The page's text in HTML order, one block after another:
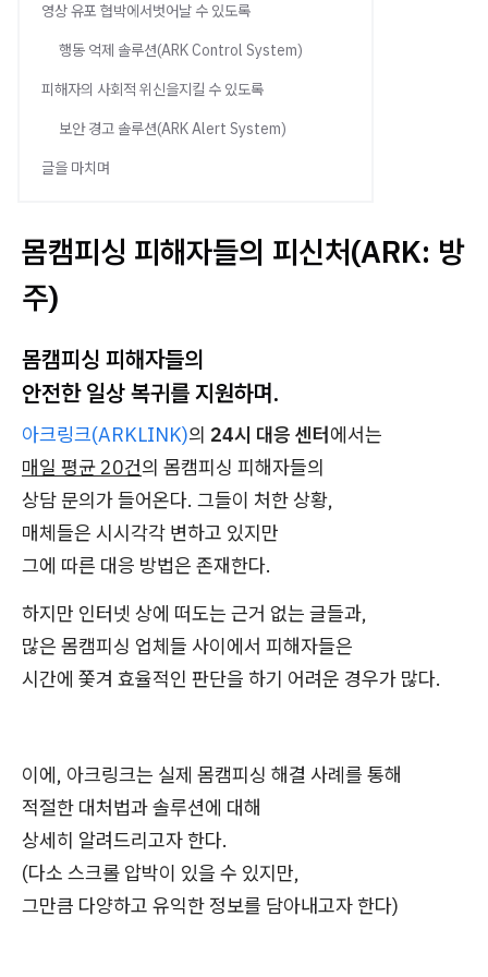
영상 유포 협박에서벗어날 수 있도록
행동 억제 솔루션(ARK Control System)
피해자의 사회적 위신을지킬 수 있도록
보안 경고 솔루션(ARK Alert System)
글을 마치며
몸캠피싱 피해자들의 피신처(ARK: 방
주)
몸캠피싱 피해자들의
안전한 일상 복귀를 지원하며.
아크링크(ARKLINK)의 24시 대응 센터에서는
매일 평균 20건의 몸캠피싱 피해자들의
상담 문의가 들어온다. 그들이 처한 상황,
매체들은 시시각각 변하고 있지만
그에 따른 대응 방법은 존재한다.
하지만 인터넷 상에 떠도는 근거 없는 글들과,
많은 몸캠피싱 업체들 사이에서 피해자들은
시간에 쫓겨 효율적인 판단을 하기 어려운 경우가 많다.
이에, 아크링크는 실제 몸캠피싱 해결 사례를 통해
적절한 대처법과 솔루션에 대해
상세히 알려드리고자 한다.
(다소 스크롤 압박이 있을 수 있지만,
그만큼 다양하고 유익한 정보를 담아내고자 한다)